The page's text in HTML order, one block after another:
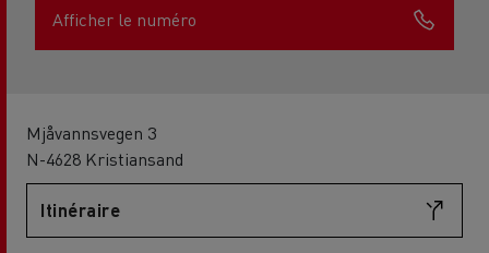
Afficher le numéro
Mjåvannsvegen 3
N-4628 Kristiansand
Itinéraire